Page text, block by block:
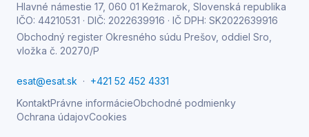
Hlavné námestie 17, 060 01 Kežmarok, Slovenská republika
IČO: 44210531 · DIČ: 2022639916 · IČ DPH: SK2022639916
Obchodný register Okresného súdu Prešov, oddiel Sro,
vložka č. 20270/P
esat@esat.sk · +421 52 452 4331
KontaktPrávne informácieObchodné podmienky
Ochrana údajovCookies